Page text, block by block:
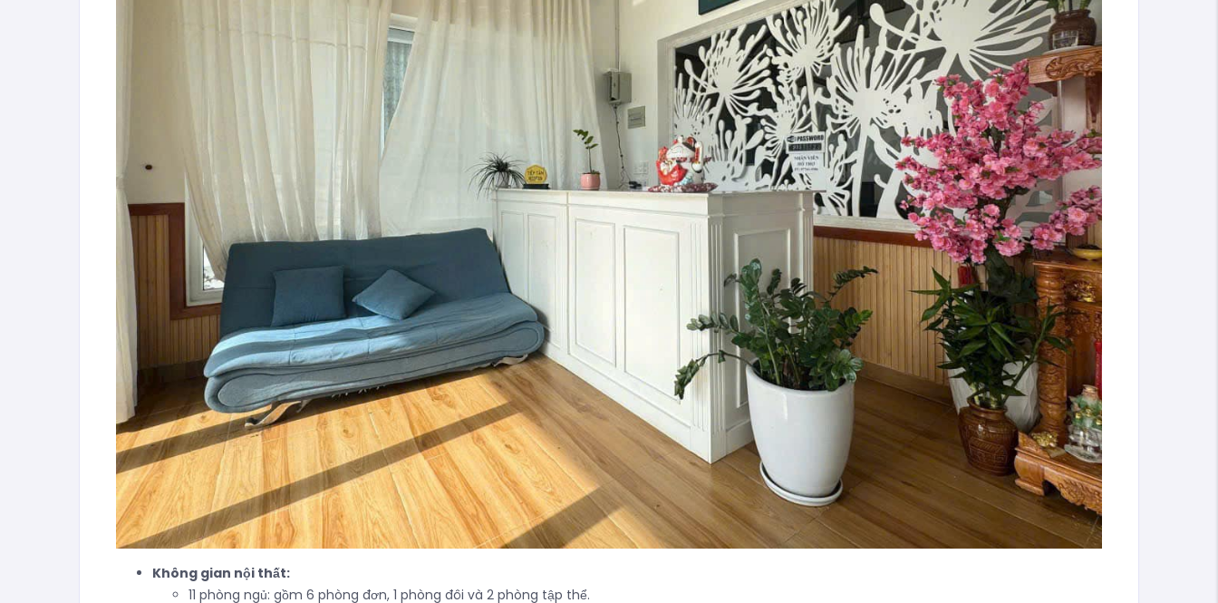
Không gian nội thất:
11 phòng ngủ: gồm 6 phòng đơn, 1 phòng đôi và 2 phòng tập thể.